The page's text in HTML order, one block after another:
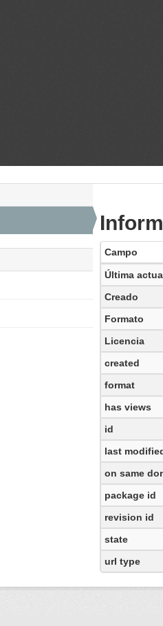
Campo
Última
Creado
Formato
Licencia
created
format
has views
id
last
on same
package id
revision id
state
url type